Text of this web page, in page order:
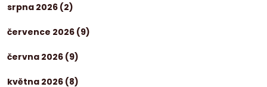
srpna 2026 (2)
července 2026 (9)
června 2026 (9)
května 2026 (8)